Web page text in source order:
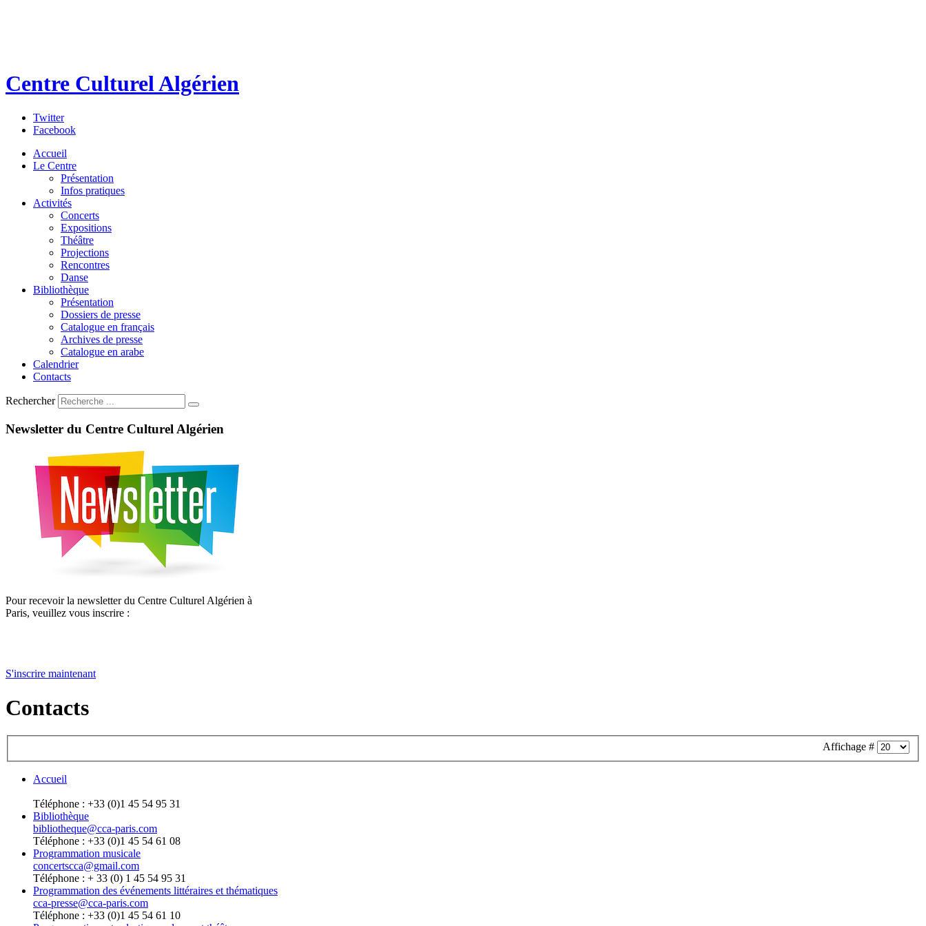
Centre Culturel Algérien
Twitter
Facebook
Accueil
Le Centre
Présentation
Infos pratiques
Activités
Concerts
Expositions
Théâtre
Projections
Rencontres
Danse
Bibliothèque
Présentation
Dossiers de presse
Catalogue en français
Archives de presse
Catalogue en arabe
Calendrier
Contacts
Rechercher
Newsletter du Centre Culturel Algérien
Pour recevoir la newsletter du Centre Culturel Algérien à
Paris, veuillez vous inscrire :
S'inscrire maintenant
Contacts
Affichage #
Accueil
Téléphone : +33 (0)1 45 54 95 31
Bibliothèque
bibliotheque@cca-paris.com
Téléphone : +33 (0)1 45 54 61 08
Programmation musicale
concertscca@gmail.com
Téléphone : + 33 (0) 1 45 54 95 31
Programmation des événements littéraires et thématiques
cca-presse@cca-paris.com
Téléphone : +33 (0)1 45 54 61 10